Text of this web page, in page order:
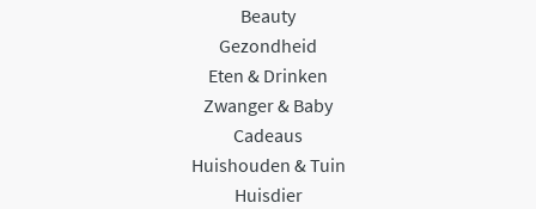
Beauty
Gezondheid
Eten & Drinken
Zwanger & Baby
Cadeaus
Huishouden & Tuin
Huisdier